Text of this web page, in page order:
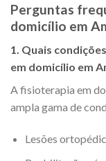
Perguntas
domicílio em
1. Quais
em domicílio em
A fisioterapia em
ampla gama de
Lesões